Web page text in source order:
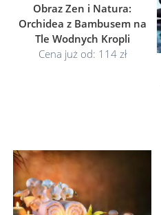
Obraz Zen i Natura:
Orchidea z Bambusem na
Tle Wodnych Kropli
Cena już od: 114 zł